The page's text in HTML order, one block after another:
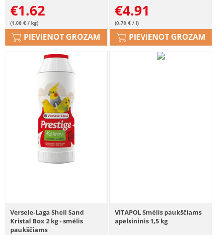
€1.62
(1.08 € / kg)
PIEVIENOT GROZAM
€4.91
(0.70 € / l)
PIEVIENOT GROZAM
Versele-Laga Shell Sand
Kristal Box 2 kg - smėlis
paukščiams
VITAPOL Smėlis paukščiams
apelsininis 1,5 kg